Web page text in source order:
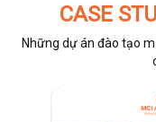
CASE
Những dự án đào tạo